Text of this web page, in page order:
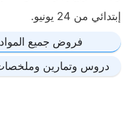
إبتدائي من 24 يونيو.
فروض جميع المواد
دروس وتمارين وملخصات